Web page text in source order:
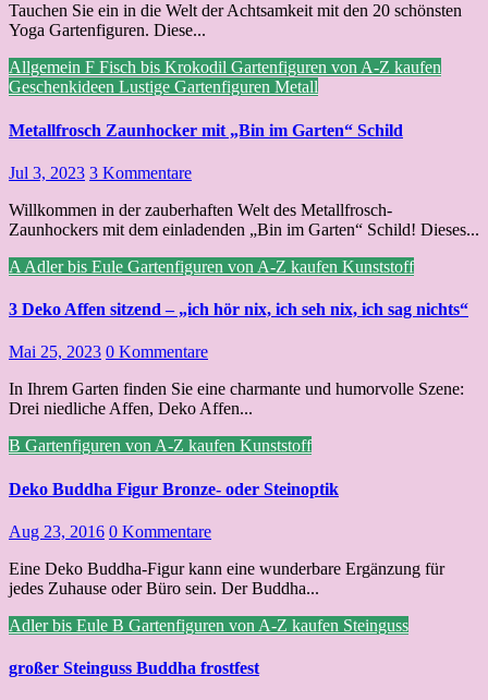
Tauchen Sie ein in die Welt der Achtsamkeit mit den 20 schönsten
Yoga Gartenfiguren. Diese...
Allgemein F Fisch bis Krokodil Gartenfiguren von A-Z kaufen
Geschenkideen Lustige Gartenfiguren Metall
Metallfrosch Zaunhocker mit „Bin im Garten“ Schild
Jul 3, 2023 3 Kommentare
Willkommen in der zauberhaften Welt des Metallfrosch-
Zaunhockers mit dem einladenden „Bin im Garten“ Schild! Dieses...
A Adler bis Eule Gartenfiguren von A-Z kaufen Kunststoff
3 Deko Affen sitzend – „ich hör nix, ich seh nix, ich sag nichts“
Mai 25, 2023 0 Kommentare
In Ihrem Garten finden Sie eine charmante und humorvolle Szene:
Drei niedliche Affen, Deko Affen...
B Gartenfiguren von A-Z kaufen Kunststoff
Deko Buddha Figur Bronze- oder Steinoptik
Aug 23, 2016 0 Kommentare
Eine Deko Buddha-Figur kann eine wunderbare Ergänzung für
jedes Zuhause oder Büro sein. Der Buddha...
Adler bis Eule B Gartenfiguren von A-Z kaufen Steinguss
großer Steinguss Buddha frostfest